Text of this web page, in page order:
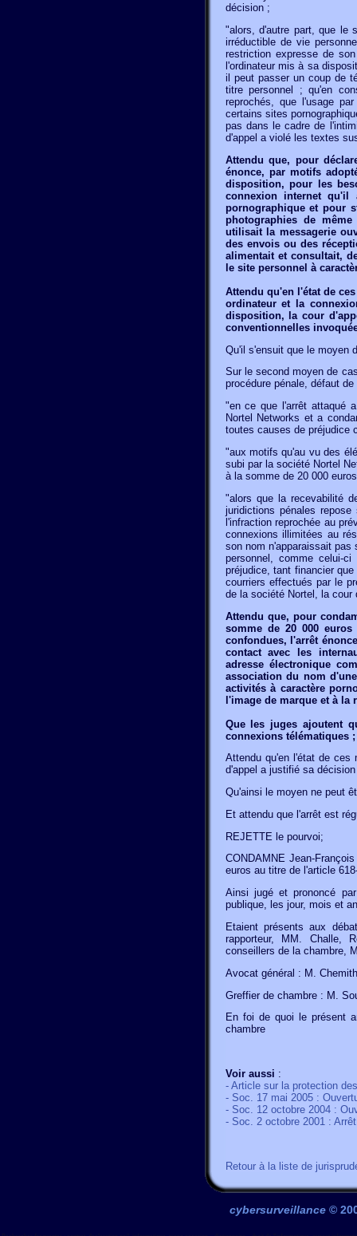
décision ;
"alors, d'autre part, que le
irréductible de vie
restriction expresse de
l'ordinateur mis à sa
il peut passer un coup de
titre personnel ; qu'en
reprochés, que l'usage
certains sites
pas dans le cadre de
d'appel a violé les textes
Attendu que, pour
énonce, par motifs
disposition, pour les
connexion internet
pornographique et pour
photographies de
utilisait la messagerie
des envois ou des
alimentait et consultait,
le site personnel à
Attendu qu'en l'état de
ordinateur et la
disposition, la cour
conventionnelles
Qu'il s'ensuit que le moyen
Sur le second moyen de
procédure pénale, défaut
"en ce que l'arrêt attaqué
Nortel Networks et a
toutes causes de préjudice
"aux motifs qu'au vu des
subi par la société Nortel
à la somme de 20 000
"alors que la recevabilité
juridictions pénales
l'infraction reprochée au
connexions illimitées au
son nom n'apparaissait
personnel, comme celui-
préjudice, tant financier
courriers effectués par le
de la société Nortel, la
Attendu que, pour
somme de 20 000
confondues, l'arrêt
contact avec les
adresse électronique
association du nom
activités à caractère
l'image de marque et à la
Que les juges ajoutent
connexions télématiques ;
Attendu qu'en l'état de ces
d'appel a justifié sa
Qu'ainsi le moyen ne peut
Et attendu que l'arrêt est
REJETTE le pourvoi;
CONDAMNE Jean-
euros au titre de l'article
Ainsi jugé et prononcé
publique, les jour, mois et
Etaient présents aux
rapporteur, MM. Challe,
conseillers de la chambre,
Avocat général : M.
Greffier de chambre : M.
En foi de quoi le présent
chambre
Voir aussi :
- Article sur la protection
- Soc. 17 mai 2005 :
- Soc. 12 octobre 2004 :
- Soc. 2 octobre 2001 :
Retour à la liste de
cybersurveillance ©